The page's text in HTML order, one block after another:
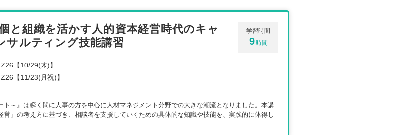
個と組織を活かす人的資本経営時代のキャ
サルティング技能講習
学習時間
9時間
【10/29(木)】
【11/23(月祝)】
～』は瞬く間に人事の方を中心に人材マネジメント分野での大きな潮流となりました。本講
」の考え方に基づき、相談者を支援していくための具体的な知識や技能を、実践的に体得し